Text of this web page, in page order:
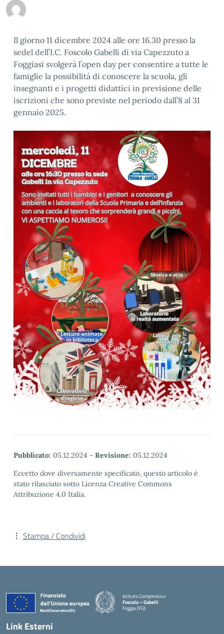
Il giorno 11 dicembre 2024 alle ore 16.30 presso la
sedel dell’I.C. Foscolo Gabelli di via Capezzuto a
Foggiasi svolgerà l’open day per consentire a tutte le
famiglie la possibilità di conoscere la scuola, gli
insegnanti e i progetti didattici in previsione delle
iscrizioni che sono previste nel periodo dall’8 al 31
gennaio 2025.
Pubblicato: 05.12.2024 - Revisione: 05.12.2024
Eccetto dove diversamente specificato, questo articolo è
stato rilasciato sotto Licenza Creative Commons
Attribuzione 4.0 Italia.
Stampa / Condividi
Istituto Comprensivo
Foscolo – Gabelli
Foggia (FG)
— Visita la pagina iniziale della scuola
Link Esterni